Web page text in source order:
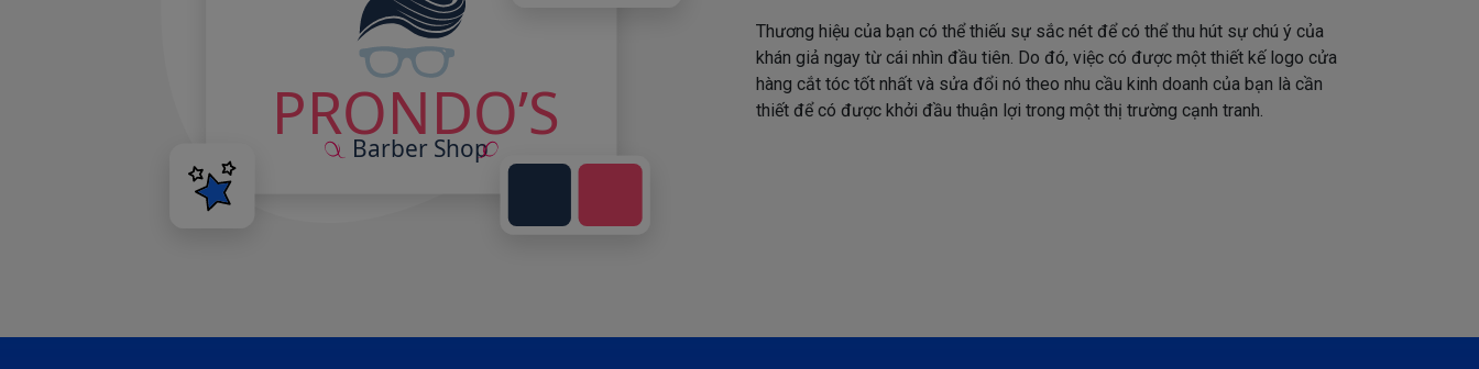
Thương hiệu của bạn có thể thiếu sự sắc nét để có thể thu hút sự chú ý của
khán giả ngay từ cái nhìn đầu tiên. Do đó, việc có được một thiết kế logo cửa
hàng cắt tóc tốt nhất và sửa đổi nó theo nhu cầu kinh doanh của bạn là cần
thiết để có được khởi đầu thuận lợi trong một thị trường cạnh tranh.